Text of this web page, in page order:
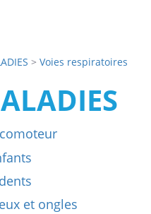
> Voies respiratoires
et ongles